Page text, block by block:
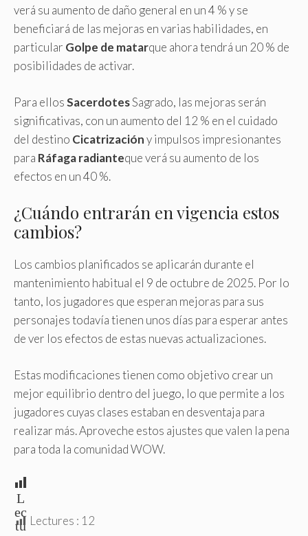
verá su aumento de daño general en un 4 % y se
beneficiará de las mejoras en varias habilidades, en
particular Golpe de matarque ahora tendrá un 20 % de
posibilidades de activar.
Para ellosSacerdotesSagrado, las mejoras serán
significativas, con un aumento del 12 % en el cuidado
del destino Cicatrizacióny impulsos impresionantes
para Ráfaga radianteque verá su aumento de los
efectos en un 40 %.
¿Cuándo entrarán en vigencia estos
cambios?
Los cambios planificados se aplicarán durante el
mantenimiento habitual el 9 de octubre de 2025. Por lo
tanto, los jugadores que esperan mejoras para sus
personajes todavía tienen unos días para esperar antes
de ver los efectos de estas nuevas actualizaciones.
Estas modificaciones tienen como objetivo crear un
mejor equilibrio dentro del juego, lo que permite a los
jugadores cuyas clases estaban en desventaja para
realizar más. Aproveche estos ajustes que valen la pena
para toda la comunidad WOW.
L
ec
tu Lectures : 12